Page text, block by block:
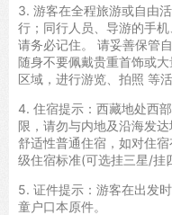
3. 游客在全程旅游或自由
行；同行人员、导游的手
请务必记住。 请妥善保管
随身不要佩戴贵重首饰或
区域，进行游览、拍照 等活
4. 住宿提示：西藏地处西
限，请勿与内地及沿海发
舒适性普通住宿，如对住
级住宿标准(可选挂三星/挂
5. 证件提示：游客在出发
童户口本原件。